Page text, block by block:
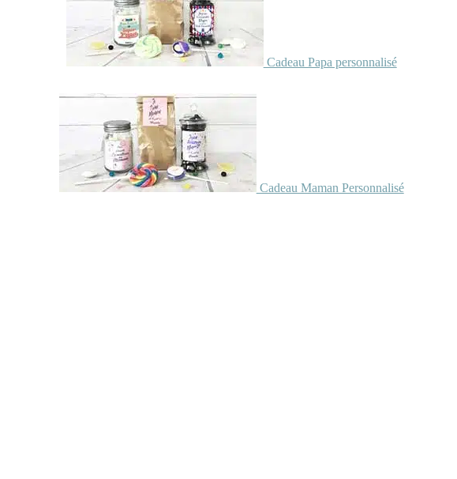
Cadeau Papa personnalisé
Cadeau Maman Personnalisé